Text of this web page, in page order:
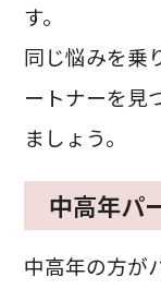
す。
同じ悩みを乗
ートナーを見
ましょう。
中高年パ
中高年の方が